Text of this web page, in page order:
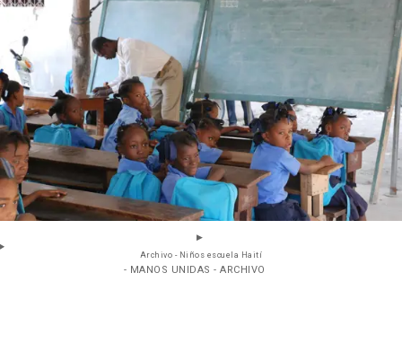
Archivo - Niños escuela Haití
- MANOS UNIDAS - ARCHIVO